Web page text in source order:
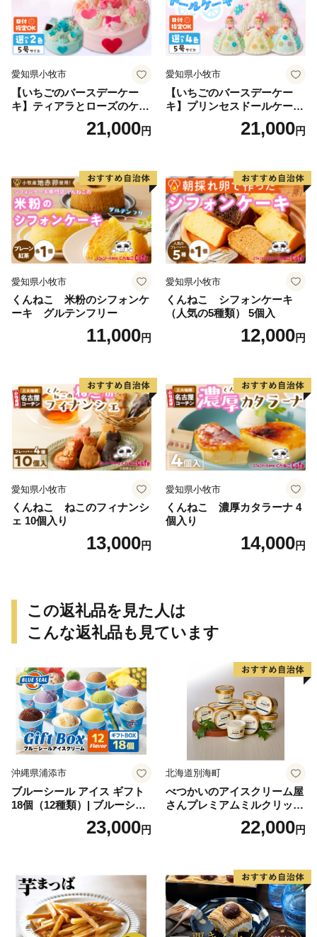
て◆
横浜市は、令和７年９月26日付で総務大臣から「ふる
さと納税」の対象となる地方団体として指定されまし
た。総務大臣の指定により、横浜市へのふるさと納税
は、所得税と個人住民税の控除対象となります。
愛知県小牧市
【いちごのバースデーケー
キ】ティアラとローズのケー
キ スイーツ デザート 洋菓
子 お取り寄せ 愛知県 小牧市
レーション ホールケーキ 日
時指定可
21,000円
愛知県小牧市
【いちごのバースデーケー
キ】プリンセスドールケーキ
日時指定可 スイーツ デザー
ト 洋菓子 お取り寄せ 愛知県
デコレーションケーキ ホー
ルケーキ 人形 かわいい こど
も
21,000円
愛知県小牧市
くんねこ 米粉のシフォンケ
ーキ グルテンフリー
11,000円
愛知県小牧市
くんねこ シフォンケーキ
（人気の5種類） 5個入
12,000円
愛知県小牧市
くんねこ ねこのフィナンシ
ェ 10個入り
13,000円
愛知県小牧市
くんねこ 濃厚カタラーナ 4
個入り
14,000円
この返礼品を見た人は
こんな返礼品も見ています
沖縄県浦添市
ブルーシール アイス ギフト
18個（12種類）| ブルーシー
ルアイス ブルーシールアイ
スクリーム 着日指定可能 送
誕生日 カップ 詰め合わせ バ
ラエティ | バニラ チョコレー
ト ストロベリー ピスタチオ
バニラ＆クッキー ウベ 沖縄
紅イモ 塩ちんすこう 沖縄シ
23,000円
北海道別海町
べつかいのアイスクリーム屋
さんプレミアムミルクリッチ
12個（AP-01）（ 北海道アイ
ス 北海道産アイス アイス ア
道産アイス 道産アイスクリ
ーム ギフト 詰合せ 詰め合わ
せ ふるさと納税 ）
22,000円